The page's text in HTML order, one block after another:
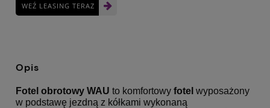
WEŹ LEASING TERAZ
Opis
Fotel obrotowy WAU to komfortowy fotel wyposażony
w podstawę jezdną z kółkami wykonaną